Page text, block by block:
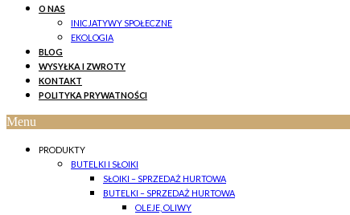
O NAS
INICJATYWY SPOŁECZNE
EKOLOGIA
BLOG
WYSYŁKA I ZWROTY
KONTAKT
POLITYKA PRYWATNOŚCI
Menu
PRODUKTY
BUTELKI I SŁOIKI
SŁOIKI – SPRZEDAŻ HURTOWA
BUTELKI – SPRZEDAŻ HURTOWA
OLEJE, OLIWY